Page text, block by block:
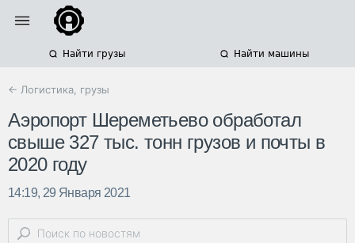
Найти грузы Найти машины
← Логистика, грузы
Аэропорт Шереметьево обработал
свыше 327 тыс. тонн грузов и почты в
2020 году
14:19, 29 Января 2021